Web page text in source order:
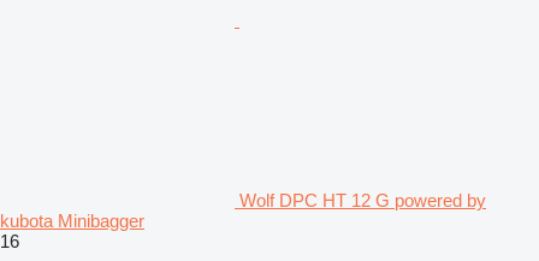
Wolf DPC HT 12 G powered by
kubota Minibagger
16